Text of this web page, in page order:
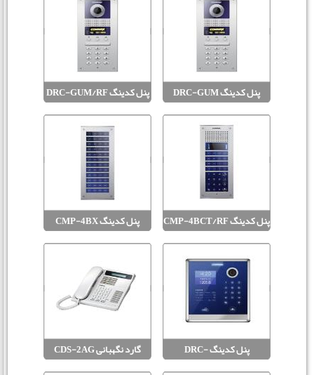
پنل کدینگ DRC-GUM
MODUM
پنل کدینگ DRC-GUM/RF
MODUM
پنل کدینگ CMP-4BCT/RF
MODUM
پنل کدینگ CMP-4BX
MODUM
پنل کدینگ DRC-
703LC/RF
گارد نگهبانی CDS-2AG
MODUM